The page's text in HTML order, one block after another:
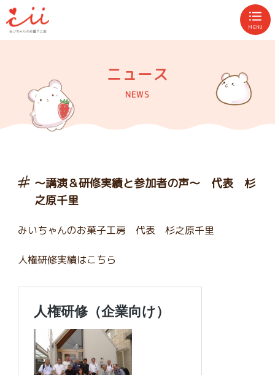
MENU
ニュース
NEWS
～講演＆研修実績と参加者の声～ 代表 杉
之原千里
みいちゃんのお菓子工房 代表 杉之原千里
人権研修実績はこちら